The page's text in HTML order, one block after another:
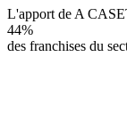
L'apport de A
44%
des franchises du